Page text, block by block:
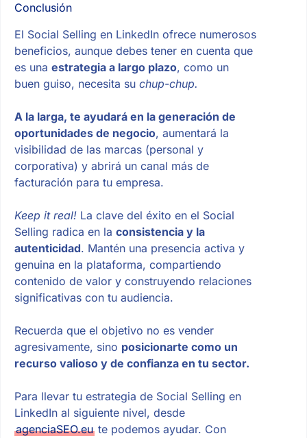
Conclusión
El Social Selling en LinkedIn ofrece numerosos
beneficios, aunque debes tener en cuenta que
es una estrategia a largo plazo, como un
buen guiso, necesita su chup-chup.
A la larga, te ayudará en la generación de
oportunidades de negocio, aumentará la
visibilidad de las marcas (personal y
corporativa) y abrirá un canal más de
facturación para tu empresa.
Keep it real! La clave del éxito en el Social
Selling radica en la consistencia y la
autenticidad. Mantén una presencia activa y
genuina en la plataforma, compartiendo
contenido de valor y construyendo relaciones
significativas con tu audiencia.
Recuerda que el objetivo no es vender
agresivamente, sino posicionarte como un
recurso valioso y de confianza en tu sector.
Para llevar tu estrategia de Social Selling en
LinkedIn al siguiente nivel, desde
agenciaSEO.eute podemos ayudar. Con